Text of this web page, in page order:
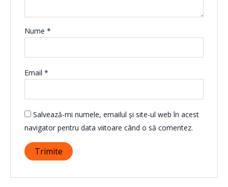
Nume *
Email *
Salvează-mi numele, emailul și site-ul web în acest
navigator pentru data viitoare când o să comentez.